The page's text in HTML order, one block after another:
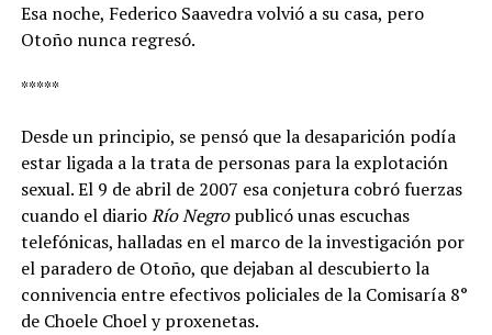
Esa noche, Federico Saavedra volvió a su casa, pero
Otoño nunca regresó.
*****
Desde un principio, se pensó que la desaparición podía
estar ligada a la trata de personas para la explotación
sexual. El 9 de abril de 2007 esa conjetura cobró fuerzas
cuando el diarioRío Negropublicó unas escuchas
telefónicas, halladas en el marco de la investigación por
el paradero de Otoño, que dejaban al descubierto la
connivencia entre efectivos policiales de la Comisaría 8°
de Choele Choel y proxenetas.